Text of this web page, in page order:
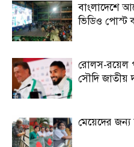
বাংলাদেশে
ভিডিও পোস্ট
রোলস-রয়েল
সৌদি জাতীয়
মেয়েদের